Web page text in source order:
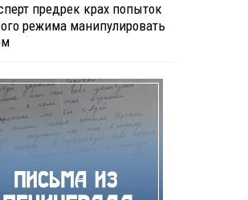
предрек крах попыток
режима манипулировать